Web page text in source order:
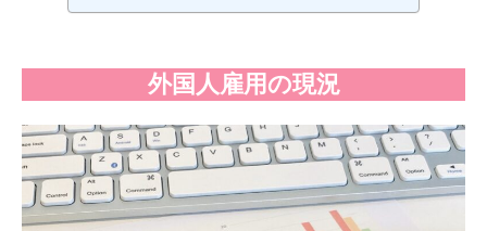
外国人雇用の現況